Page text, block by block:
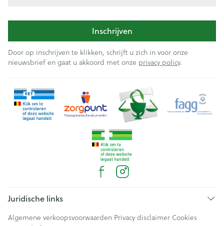
Inschrijven
Door op inschrijven te klikken, schrijft u zich in voor onze
nieuwsbrief en gaat u akkoord met onze privacy policy.
Juridische links
Algemene verkoopsvoorwaarden Privacy disclaimer Cookies